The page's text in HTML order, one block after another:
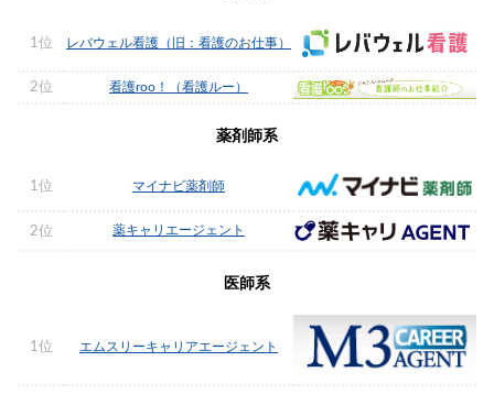
1位 レバウェル看護（旧：看護のお仕事）
2位 看護roo！（看護ルー）
薬剤師系
1位 マイナビ薬剤師
2位 薬キャリエージェント
医師系
1位 エムスリーキャリアエージェント